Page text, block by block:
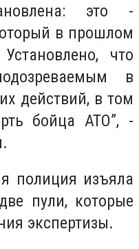
это -
в прошлом
что
в
действий, в том
бойца АТО”, -
полиция изъяла
пули, которые
экспертизы.